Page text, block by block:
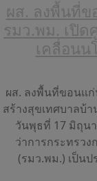
ผส. ลงพื้นที่ข
รมว.พม. เปิด
เคลื่อน
ผส. ลงพื้นที่ขอนแก่
สร้างสุขเทศบาลบ้
วันพุธที่ 17 มิถุน
ว่าการกระทรว
(รมว.พม.) เป็นป